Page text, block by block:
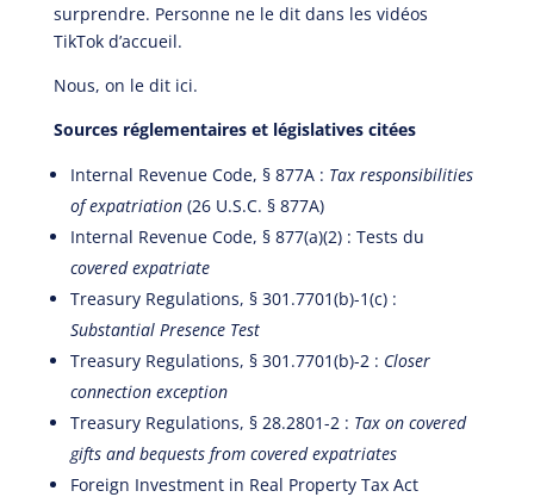
surprendre. Personne ne le dit dans les vidéos
TikTok d’accueil.
Nous, on le dit ici.
Sources réglementaires et législatives citées
Internal Revenue Code, § 877A : Tax responsibilities
of expatriation(26 U.S.C. § 877A)
Internal Revenue Code, § 877(a)(2) : Tests du
covered expatriate
Treasury Regulations, § 301.7701(b)-1(c) :
Substantial Presence Test
Treasury Regulations, § 301.7701(b)-2 : Closer
connection exception
Treasury Regulations, § 28.2801-2 : Tax on covered
gifts and bequests from covered expatriates
Foreign Investment in Real Property Tax Act